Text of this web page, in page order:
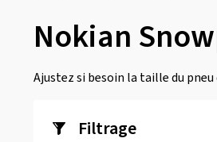
Nokian
Ajustez si besoin la taille du
Filtrage